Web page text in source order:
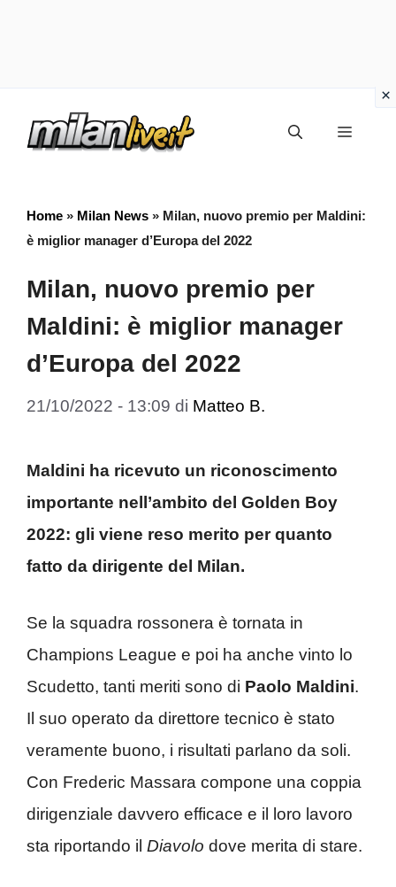
Menu
Home » Milan News » Milan, nuovo premio per Maldini:
è miglior manager d’Europa del 2022
Milan, nuovo premio per
Maldini: è miglior manager
d’Europa del 2022
21/10/2022 - 13:09 di Matteo B.
Maldini ha ricevuto un riconoscimento
importante nell’ambito del Golden Boy
2022: gli viene reso merito per quanto
fatto da dirigente del Milan.
Se la squadra rossonera è tornata in
Champions League e poi ha anche vinto lo
Scudetto, tanti meriti sono di Paolo Maldini.
Il suo operato da direttore tecnico è stato
veramente buono, i risultati parlano da soli.
Con Frederic Massara compone una coppia
dirigenziale davvero efficace e il loro lavoro
sta riportando il Diavolo dove merita di stare.